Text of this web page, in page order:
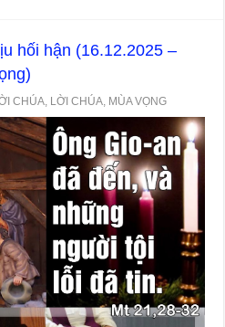
hối hận (16.12.2025 –
CHÚA LỜI CHÚA MÙA VỌNG